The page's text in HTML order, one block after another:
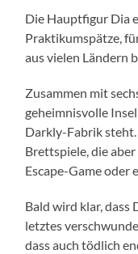
Die Hauptfigur Dia
Praktikumspätze,
aus vielen Ländern
Zusammen mit
geheimnisvolle
Darkly-Fabrik
Brettspiele, die
Escape-Game oder
Bald wird klar, dass
letztes
dass auch tödlich